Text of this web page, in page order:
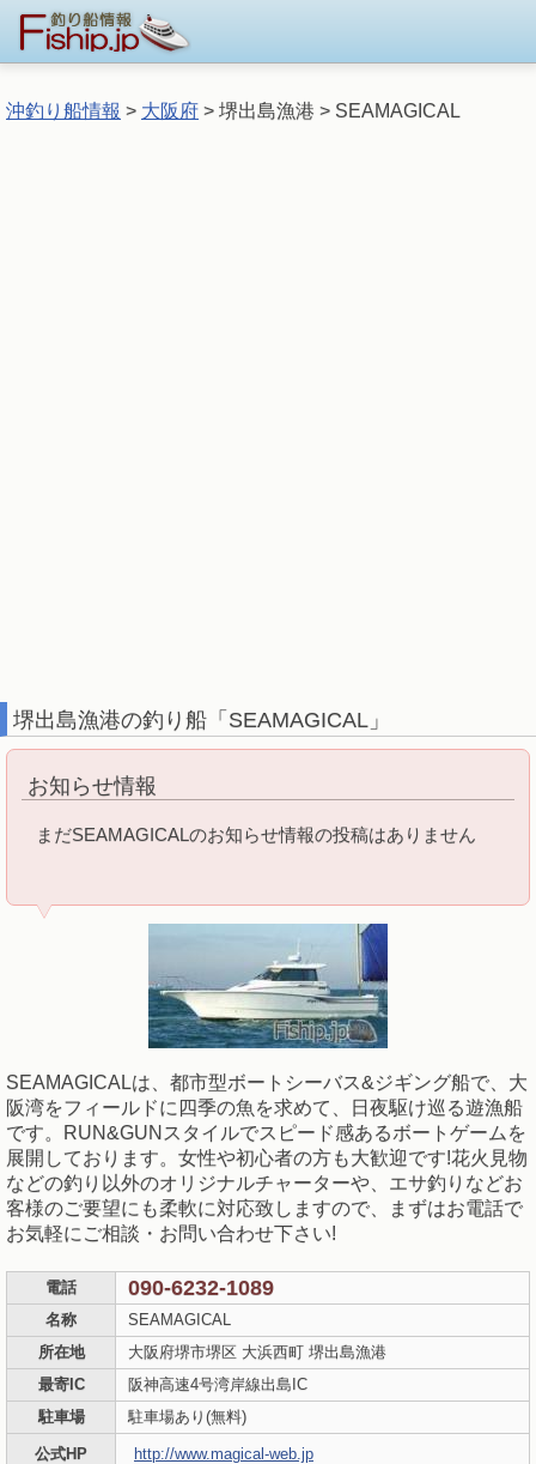
沖釣り船情報 > 大阪府 > 堺出島漁港 > SEAMAGICAL
堺出島漁港の釣り船「SEAMAGICAL」
お知らせ情報
まだSEAMAGICALのお知らせ情報の投稿はありません
SEAMAGICALは、都市型ボートシーバス&ジギング船で、大
阪湾をフィールドに四季の魚を求めて、日夜駆け巡る遊漁船
です。RUN&GUNスタイルでスピード感あるボートゲームを
展開しております。女性や初心者の方も大歓迎です!花火見物
などの釣り以外のオリジナルチャーターや、エサ釣りなどお
客様のご要望にも柔軟に対応致しますので、まずはお電話で
お気軽にご相談・お問い合わせ下さい!
電話 090-6232-1089
名称
SEAMAGICAL
所在地
大阪府堺市堺区 大浜西町 堺出島漁港
最寄IC
阪神高速4号湾岸線出島IC
駐車場
駐車場あり(無料)
公式HP http://www.magical-web.jp